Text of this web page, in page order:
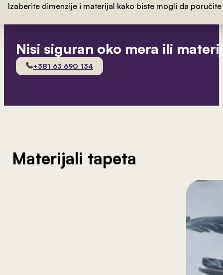
Izaberite dimenzije i materijal kako biste mogli da
Nisi siguran oko mera ili
+381 63 690 134
Materijali tapeta